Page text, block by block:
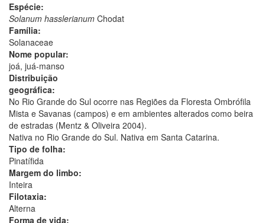
Espécie:
Solanum hasslerianum Chodat
Família:
Solanaceae
Nome popular:
joá, juá-manso
Distribuição
geográfica:
No Rio Grande do Sul ocorre nas Regiões da Floresta Ombrófila
Mista e Savanas (campos) e em ambientes alterados como beira
de estradas (Mentz & Oliveira 2004).
Nativa no Rio Grande do Sul. Nativa em Santa Catarina.
Tipo de folha:
Pinatífida
Margem do limbo:
Inteira
Filotaxia:
Alterna
Forma de vida: